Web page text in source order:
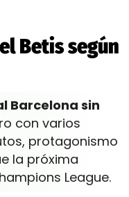
Betis según
Barcelona sin
con varios
protagonismo
la próxima
League.